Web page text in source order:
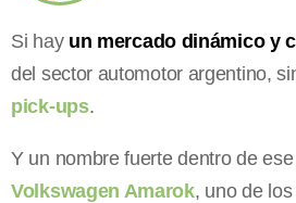
Si hay un mercado dinámico y
del sector automotor argentino,
pick-ups.
Y un nombre fuerte dentro de
Volkswagen Amarok, uno de